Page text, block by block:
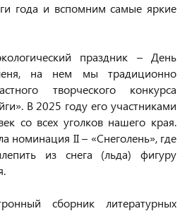
года и вспомним самые яркие
праздник – День
на нем мы традиционно
творческого конкурса
В 2025 году его участниками
со всех уголков нашего края.
номинация II – «Снеголень», где
из снега (льда) фигуру
сборник литературных